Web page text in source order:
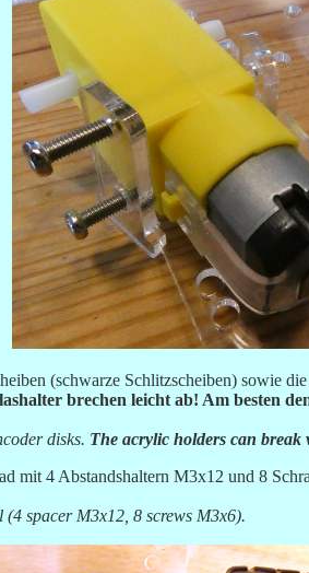
(schwarze Schlitzscheiben) sowie
brechen leicht ab! Am besten
disks. The acrylic holders can break
mit 4 Abstandshaltern M3x12 und 8
(4 spacer M3x12, 8 screws M3x6).